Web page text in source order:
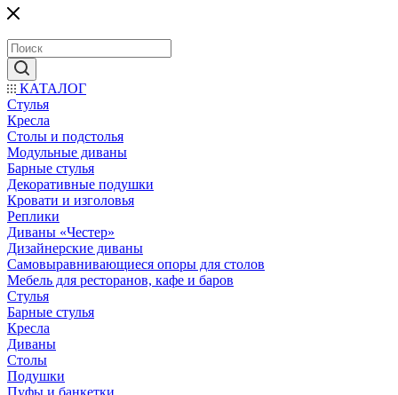
КАТАЛОГ
Стулья
Кресла
Столы и подстолья
Модульные диваны
Барные стулья
Декоративные подушки
Кровати и изголовья
Реплики
Диваны «Честер»
Дизайнерские диваны
Самовыравнивающиеся опоры для столов
Мебель для ресторанов, кафе и баров
Стулья
Барные стулья
Кресла
Диваны
Столы
Подушки
Пуфы и банкетки